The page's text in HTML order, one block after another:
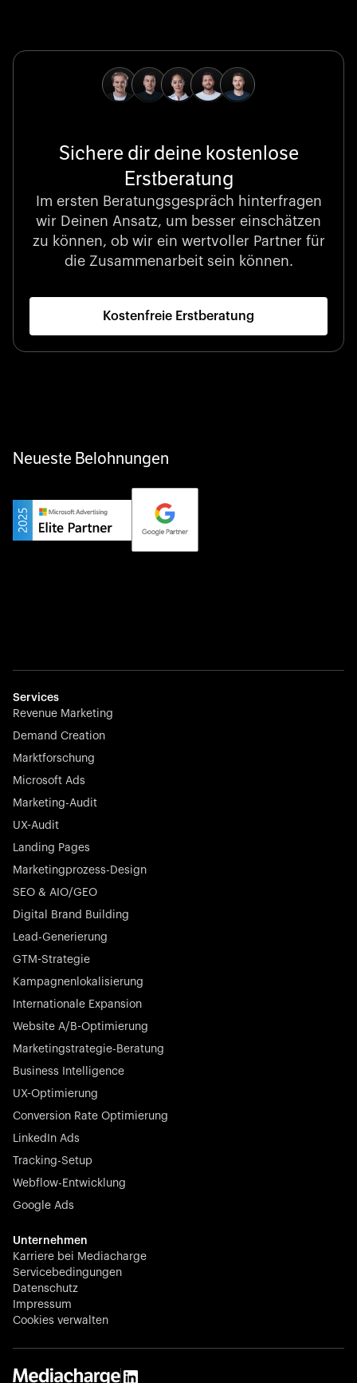
Sichere dir deine kostenlose
Erstberatung
Im ersten Beratungsgespräch hinterfragen
wir Deinen Ansatz, um besser einschätzen
zu können, ob wir ein wertvoller Partner für
die Zusammenarbeit sein können.
Kostenfreie Erstberatung
Neueste Belohnungen
Services
Revenue Marketing
Demand Creation
Marktforschung
Microsoft Ads
Marketing-Audit
UX-Audit
Landing Pages
Marketingprozess-Design
SEO & AIO/GEO
Digital Brand Building
Lead-Generierung
GTM-Strategie
Kampagnenlokalisierung
Internationale Expansion
Website A/B-Optimierung
Marketingstrategie-Beratung
Business Intelligence
UX-Optimierung
Conversion Rate Optimierung
LinkedIn Ads
Tracking-Setup
Webflow-Entwicklung
Google Ads
Unternehmen
Karriere bei Mediacharge
Servicebedingungen
Datenschutz
Impressum
Cookies verwalten